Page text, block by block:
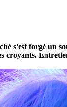
s'est forgé
croyants.